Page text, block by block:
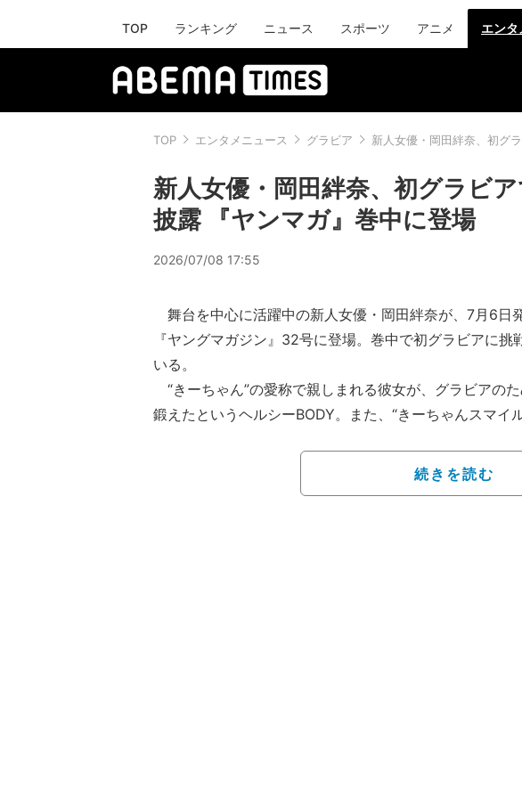
TOP ランキング ニュース スポーツ アニメ エンタ
TOP エンタメニュース グラビア 新人女優・岡田絆奈、初グ
新人女優・岡田絆奈、初グラビ
披露 『ヤンマガ』巻中に登場
2026/07/08 17:55
舞台を中心に活躍中の新人女優・岡田絆奈が、7月6日
『ヤングマガジン』32号に登場。巻中で初グラビアに挑
いる。
“きーちゃん”の愛称で親しまれる彼女が、グラビアの
鍛えたというヘルシーBODY。また、“きーちゃんスマイ
なお、本誌（紙版）を購入した応募者を対象に、「直筆
ン入りチェキ（5人）」が当たるプレゼント企画も実施さ
続きを読む